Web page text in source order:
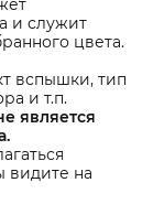
и служит
цвета.
вспышки, тип
и т.п.
является
видите на